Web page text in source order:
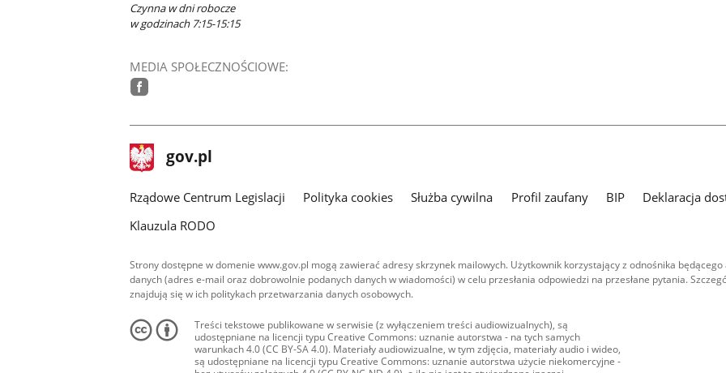
Czynna w dni robocze
w godzinach 7:15-15:15
MEDIA SPOŁECZNOŚCIOWE:
stopka
gov.pl Strona
gov.pl
Rządowe Centrum Legislacji Polityka cookies Służba cywilna Profil zaufany BIP
Deklaracja
Klauzula RODO
Strony dostępne w domenie www.gov.pl mogą zawierać adresy skrzynek mailowych. Użytkownik korzystający z odnośnika
danych (adres e-mail oraz dobrowolnie podanych danych w wiadomości) w celu przesłania odpowiedzi na przesłane pytania.
znajdują się w ich politykach przetwarzania danych osobowych.
Treści tekstowe publikowane w serwisie (z wyłączeniem treści audiowizualnych), są
udostępniane na licencji typu Creative Commons: uznanie autorstwa - na tych samych
warunkach 4.0 (CC BY-SA 4.0). Materiały audiowizualne, w tym zdjęcia, materiały audio i wideo,
są udostępniane na licencji typu Creative Commons: uznanie autorstwa użycie niekomercyjne -